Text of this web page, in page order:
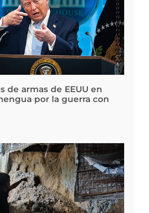
de armas de EEUU en
por la guerra con